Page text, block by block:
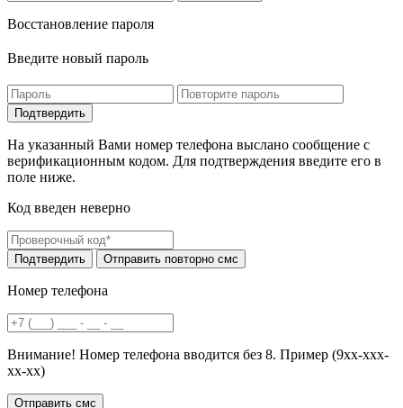
Восстановление пароля
Введите новый пароль
На указанный Вами номер телефона выслано сообщение с
верификационным кодом. Для подтверждения введите его в
поле ниже.
Код введен неверно
Номер телефона
Внимание! Номер телефона вводится без 8. Пример (9хх-ххх-
хх-хх)